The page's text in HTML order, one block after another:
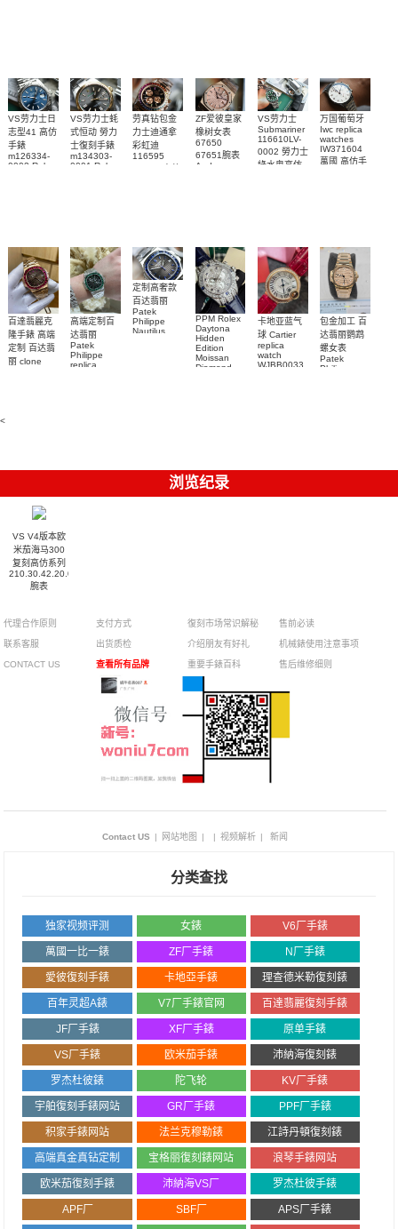
VS劳力士日
志型41 高仿
手錶
m126334-
0002 Rolex
VS劳力士蚝
式恒动 勞力
士復刻手錶
m134303-
0001 Rolex
劳真钻包金
力士迪通拿
彩虹迪
116595
ZF爱彼皇家
橡树女表
67650
67651腕表
Audemars
VS劳力士
Submariner
116610LV-
0002 勞力士
綠水鬼高仿
万国葡萄牙
Iwc replica
watches
IW371604
萬國 高仿手
百達翡麗克
隆手錶 高端
定制 百达翡
丽 clone
高端定制百
达翡丽
Patek
Philippe
replica
定制高奢款
百达翡丽
Patek
Philippe
Nautilus
PPM Rolex
Daytona
Hidden
Edition
Moissan
Diamond
卡地亚蓝气
球 Cartier
replica
watch
WJBB0033
包金加工 百
达翡丽鹦鹉
螺女表
Patek
Philippe
<
浏览纪录
VS V4版本欧
米茄海马300
复刻高仿系列
210.30.42.20.03.001
腕表
代理合作原则
联系客服
CONTACT US
支付方式
出货质检
查看所有品牌
復刻市场常识解秘
介绍朋友有好礼
重要手錶百科
售前必读
机械錶使用注意事项
售后维修细则
Contact US | 网站地图 | | 视频解析 | 新闻
分类查找
独家视频评测 女錶 V6厂手錶
萬國一比一錶 ZF厂手錶 N厂手錶
愛彼復刻手錶 卡地亞手錶 理查德米勒復刻錶
百年灵超A錶 V7厂手錶官网 百達翡麗復刻手錶
JF厂手錶 XF厂手錶 原单手錶
VS厂手錶 欧米茄手錶 沛納海復刻錶
罗杰杜彼錶 陀飞轮 KV厂手錶
宇舶復刻手錶网站 GR厂手錶 PPF厂手錶
积家手錶网站 法兰克穆勒錶 江詩丹頓復刻錶
高端真金真钻定制 宝格丽復刻錶网站 浪琴手錶网站
欧米茄復刻手錶 沛納海VS厂 罗杰杜彼手錶
APF厂 SBF厂 APS厂手錶